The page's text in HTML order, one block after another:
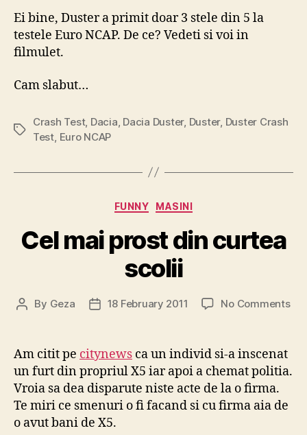
Ei bine, Duster a primit doar 3 stele din 5 la
testele Euro NCAP. De ce? Vedeti si voi in
filmulet.
Cam slabut…
Tags
Crash Test, Dacia Dacia Duster, Duster, Duster Crash
Test Euro NCAP
Categories
FUNNY MASINI
Cel mai prost din curtea
scolii
Post
By Geza
Post18 February 2011 No Commentson
Am citit pe citynews ca un individ si-a inscenat
un furt din propriul X5 iar apoi a chemat politia.
Vroia sa dea disparute niste acte de la o firma.
Te miri ce smenuri o fi facand si cu firma aia de
o avut bani de X5.